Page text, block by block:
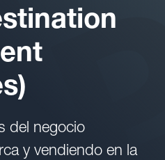
del negocio
y vendiendo en la